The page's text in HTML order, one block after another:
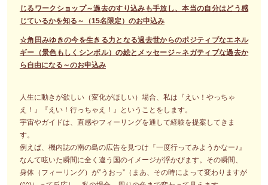
じるワークショップ～過去のすり込みも手放し、本当の自分はどう感
じているかを知る～（15名限定）のお申込み
☆角田みゆきの今を生きる力となる過去世からのポジティブなエネル
ギー（景色もしくシンボル）の絵とメッセージ～ネガティブな過去か
ら自由になる～のお申込み
人生に動きが欲しい（変化がほしい）場合、私は『えい！やっちゃ
え！』『えい！行っちゃえ！』ということをします。
宇宙やガイドは、直感やフィーリングを通して経験を提案してきま
す。
例えば、機内誌の南の島の広告を見つけ『一度行ってみようかなー♪』
なんて呟いた瞬間に全く違う国のイメージが浮かびます。その瞬間、
身体（フィーリング）が”うおっ”（まあ、その時によって変わりますが